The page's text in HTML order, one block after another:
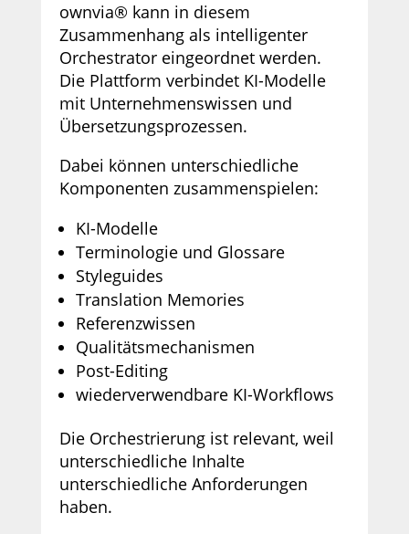
ownvia® kann in diesem
Zusammenhang als intelligenter
Orchestrator eingeordnet werden.
Die Plattform verbindet KI-Modelle
mit Unternehmenswissen und
Übersetzungsprozessen.
Dabei können unterschiedliche
Komponenten zusammenspielen:
KI-Modelle
Terminologie und Glossare
Styleguides
Translation Memories
Referenzwissen
Qualitätsmechanismen
Post-Editing
wiederverwendbare KI-Workflows
Die Orchestrierung ist relevant, weil
unterschiedliche Inhalte
unterschiedliche Anforderungen
haben.